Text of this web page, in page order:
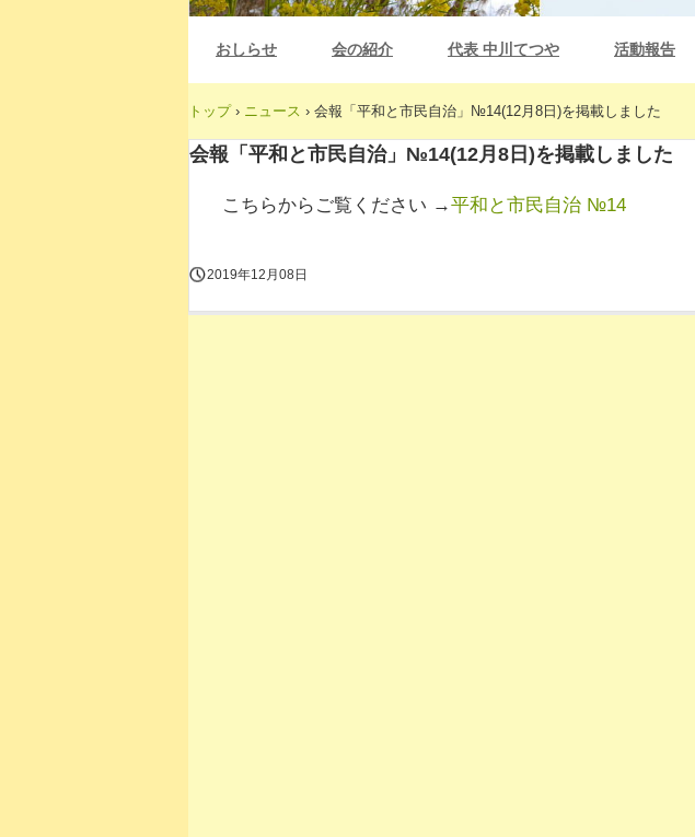
おしらせ 会の紹介 代表 中川てつや 活動報告
トップ › ニュース › 会報「平和と市民自治」№14(12月8日)を掲載しました
会報「平和と市民自治」№14(12月8日)を掲載しました
こちらからご覧ください →平和と市民自治 №14
2019年12月08日